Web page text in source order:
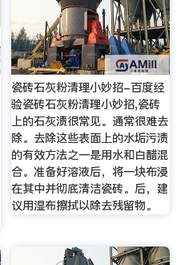
瓷砖石灰粉清理小妙招-百度经
验瓷砖石灰粉清理小妙招,瓷砖
上的石灰渍很常见。通常很难去
除。去除这些表面上的水垢污渍
的有效方法之一是用水和白醋混
合。准备好溶液后，将一块布浸
在其中并彻底清洁瓷砖。后，建
议用湿布擦拭以除去残留物。